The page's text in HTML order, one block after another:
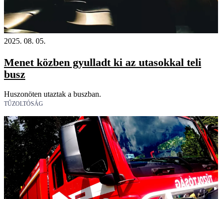
2025. 08. 05.
Menet közben gyulladt ki az utasokkal teli
busz
Huszonöten utaztak a buszban.
TŰZOLTÓSÁG